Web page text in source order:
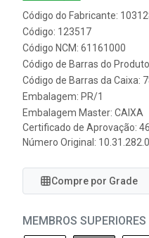
Código do Fabricante:
Código: 123517
Código NCM: 61161000
Código de Barras do
Código de Barras da Caixa:
Embalagem: PR/1
Embalagem Master: CAIXA
Certificado de Aprovação:
Número Original:
Compre por Grade
MEMBROS SUPERIORES